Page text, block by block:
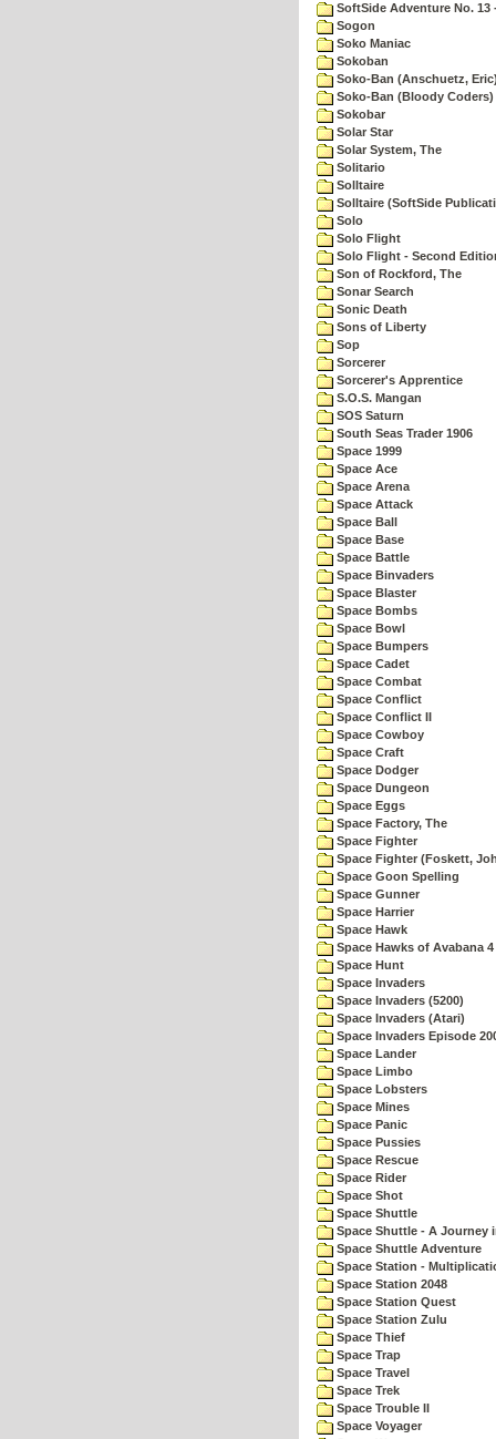
SoftSide Adventure No. 13
Sogon
Soko Maniac
Sokoban
Soko-Ban (Anschuetz,
Soko-Ban (Bloody Coders)
Sokobar
Solar Star
Solar System, The
Solitario
Solltaire
Solltaire (SoftSide
Solo
Solo Flight
Solo Flight - Second
Son of Rockford, The
Sonar Search
Sonic Death
Sons of Liberty
Sop
Sorcerer
Sorcerer's Apprentice
S.O.S. Mangan
SOS Saturn
South Seas Trader 1906
Space 1999
Space Ace
Space Arena
Space Attack
Space Ball
Space Base
Space Battle
Space Binvaders
Space Blaster
Space Bombs
Space Bowl
Space Bumpers
Space Cadet
Space Combat
Space Conflict
Space Conflict II
Space Cowboy
Space Craft
Space Dodger
Space Dungeon
Space Eggs
Space Factory, The
Space Fighter
Space Fighter (Foskett,
Space Goon Spelling
Space Gunner
Space Harrier
Space Hawk
Space Hawks of Avabana 4
Space Hunt
Space Invaders
Space Invaders (5200)
Space Invaders (Atari)
Space Invaders Episode
Space Lander
Space Limbo
Space Lobsters
Space Mines
Space Panic
Space Pussies
Space Rescue
Space Rider
Space Shot
Space Shuttle
Space Shuttle - A Journey
Space Shuttle Adventure
Space Station -
Space Station 2048
Space Station Quest
Space Station Zulu
Space Thief
Space Trap
Space Travel
Space Trek
Space Trouble II
Space Voyager